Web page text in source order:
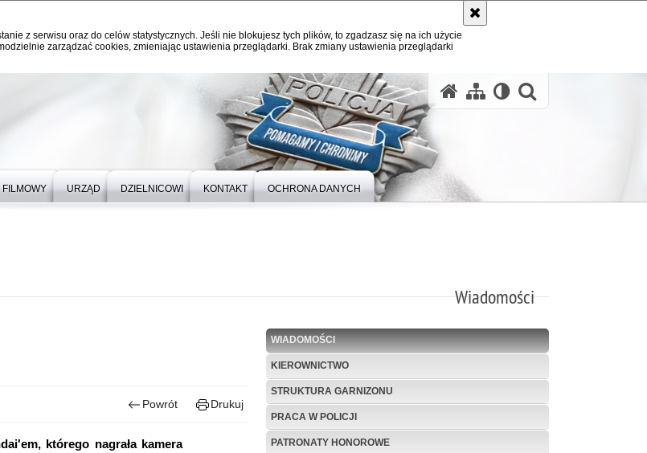
z serwisu oraz do celów statystycznych. Jeśli nie blokujesz tych plików, to zgadzasz się na ich użycie
zarządzać cookies, zmieniając ustawienia przeglądarki. Brak zmiany ustawienia przeglądarki
URZĄD DZIELNICOWI KONTAKT OCHRONA DANYCH
Wiadomości
Powrót Drukuj
którego nagrała kamera
WIADOMOŚCI
KIEROWNICTWO
STRUKTURA GARNIZONU
PRACA W POLICJI
PATRONATY HONOROWE